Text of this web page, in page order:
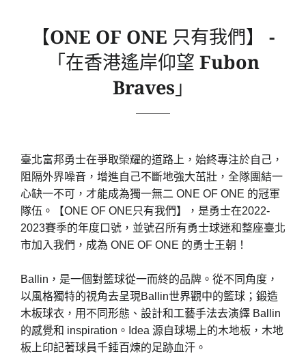
【ONE OF ONE 只有我們】 -
「在香港遙岸仰望 Fubon
Braves」
臺北富邦勇士在爭取榮耀的道路上，始終專注於自己，
阻隔外界噪音，增進自己不斷地強大茁壯，全隊團結一
心缺一不可，才能成為獨一無二 ONE OF ONE 的冠軍
隊伍。【ONE OF ONE只有我們】，是勇士在2022-
2023賽季的年度口號，並號召所有勇士球迷和整座臺北
市加入我們，成為 ONE OF ONE 的勇士王朝！
Ballin，是一個對籃球從一而終的品牌。從不同角度，
以風格獨特的視角去呈現Ballin世界觀中的籃球；鍛造
木板球衣，用不同形態、設計和工藝手法去演繹 Ballin
的感覺和 inspiration。Idea 源自球場上的木地板，木地
板上印記著球員千錘百煉的足跡血汗。